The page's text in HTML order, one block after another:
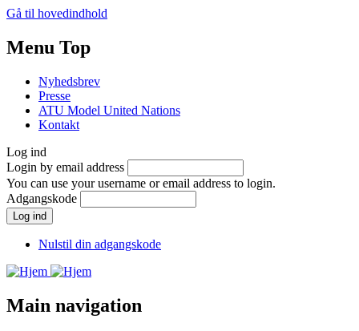
Gå til hovedindhold
Menu Top
Nyhedsbrev
Presse
ATU Model United Nations
Kontakt
Log ind
Login by email address
You can use your username or email address to login.
Adgangskode
Nulstil din adgangskode
Main navigation